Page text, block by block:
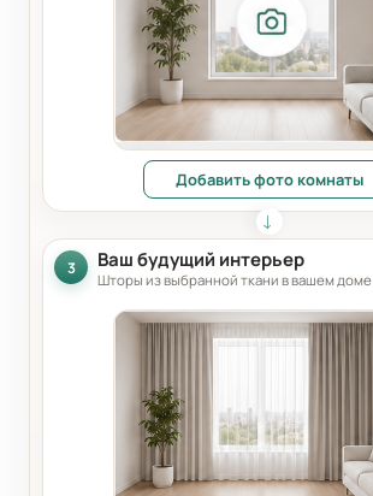
Добавить фото комнаты
3 Ваш будущий интерьер
Шторы из выбранной ткани в вашем доме